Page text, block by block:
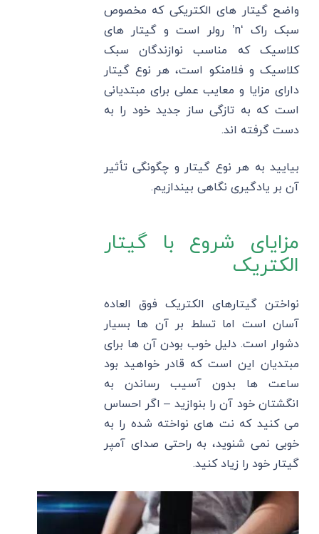
واضح گیتار های الکتریکی که مخصوص
سبک راک ‘n’ رولر است و گیتار های
کلاسیک که مناسب نوازندگان سبک
کلاسیک و فلامنکو است، هر نوع گیتار
دارای مزایا و معایب عملی برای مبتدیانی
است که به تازگی ساز جدید خود را به
دست گرفته اند.
بیایید به هر نوع گیتار و چگونگی تأثیر
آن بر یادگیری نگاهی بیندازیم.
مزایای شروع با گیتار
الکتریک
نواختن گیتارهای الکتریک فوق العاده
آسان است اما تسلط بر آن ها بسیار
دشوار است. دلیل خوب بودن آن ها برای
مبتدیان این است که قادر خواهید بود
ساعت ها بدون آسیب رساندن به
انگشتان خود آن را بنوازید – اگر احساس
می کنید که نت های نواخته شده را به
خوبی نمی شنوید، به راحتی صدای آمپر
گیتار خود را زیاد کنید.